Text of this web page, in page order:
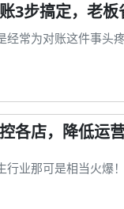
3步搞定，老板
经常为对账这件事头
各店，降低运营
行业那可是相当火爆